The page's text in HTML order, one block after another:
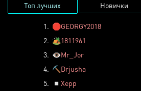
Топ лучших Новички
1. 🛑GEORGY2018
2. 🏕️1811961
3. 👁️Mr_Jor
4. ⛏️ Drjusha
5.
◽ Xepp